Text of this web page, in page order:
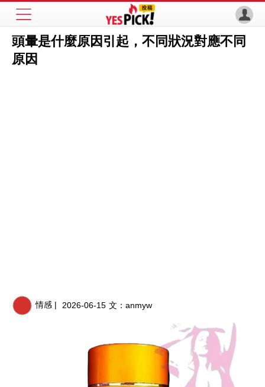
頭暈是什麼原因引起，不同狀況對應不同
原因
情感 | 2026-06-15 文： anmyw